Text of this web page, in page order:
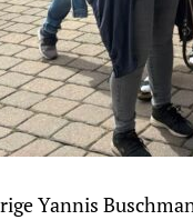
Yannis